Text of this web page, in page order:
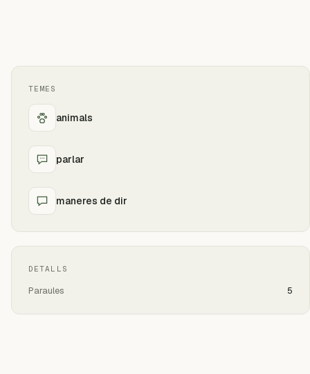
TEMES
animals
parlar
maneres de dir
DETALLS
Paraules 5